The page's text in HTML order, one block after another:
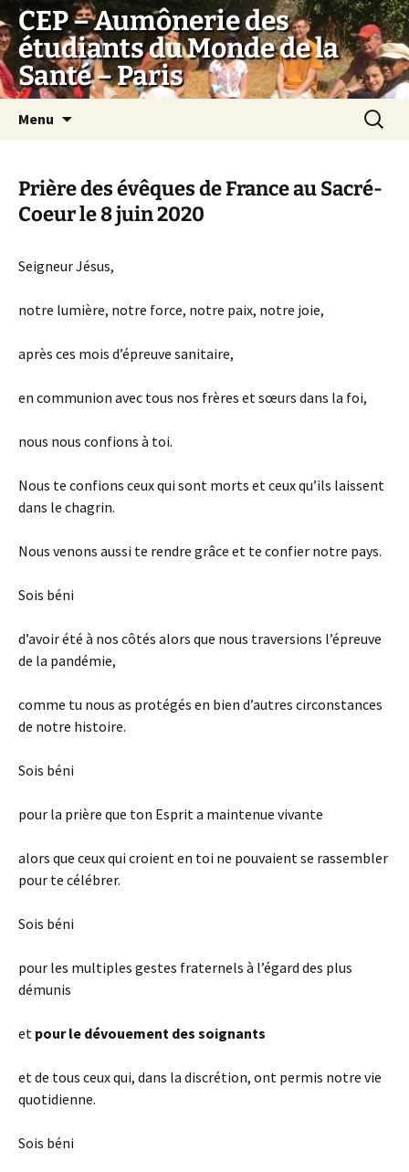
Aller
au
contenu
CEP – Aumônerie des
étudiants du Monde de la
Santé – Paris
Menu
Prière des évêques de France au Sacré-
Coeur le 8 juin 2020
Seigneur Jésus,
notre lumière, notre force, notre paix, notre joie,
après ces mois d’épreuve sanitaire,
en communion avec tous nos frères et sœurs dans la foi,
nous nous confions à toi.
Nous te confions ceux qui sont morts et ceux qu’ils laissent
dans le chagrin.
Nous venons aussi te rendre grâce et te confier notre pays.
Sois béni
d’avoir été à nos côtés alors que nous traversions l’épreuve
de la pandémie,
comme tu nous as protégés en bien d’autres circonstances
de notre histoire.
Sois béni
pour la prière que ton Esprit a maintenue vivante
alors que ceux qui croient en toi ne pouvaient se rassembler
pour te célébrer.
Sois béni
pour les multiples gestes fraternels à l’égard des plus
démunis
et pour le dévouement des soignants
et de tous ceux qui, dans la discrétion, ont permis notre vie
quotidienne.
Sois béni